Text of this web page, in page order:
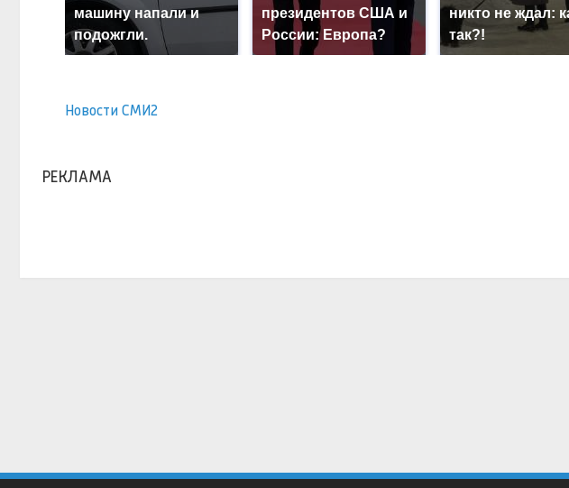
машину напали и
подожгли.
президентов США и
России: Европа?
никто не ждал:
так?!
Новости СМИ2
РЕКЛАМА